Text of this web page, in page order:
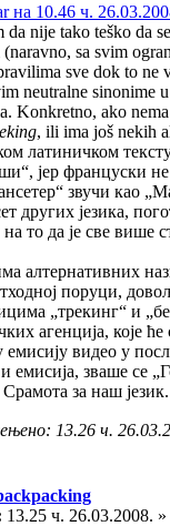
на 10.46 ч.
da nije tako teško da
sa svim
sve dok to ne
neutralne sinonime
Konkretno, ako
, ili ima još nekih
латиничком
јер француски
звучи као
других језика,
то да је све више
алтернативних
поруци,
„трекинг“ и
агенција, које
емисију видео у
и емисија, зваше
за наш језик.
13.26 ч.
13.25 ч. 26.03.2008. »